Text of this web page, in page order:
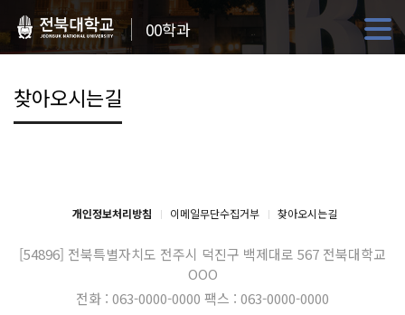
00학과
찾아오시는길
개인정보처리방침 이메일무단수집거부 찾아오시는길
[54896] 전북특별자치도 전주시 덕진구 백제대로 567 전북대학교
OOO
전화 : 063-0000-0000 팩스 : 063-0000-0000